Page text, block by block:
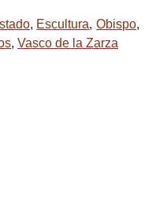
, Escultura,Obispo,
, Vasco de la Zarza